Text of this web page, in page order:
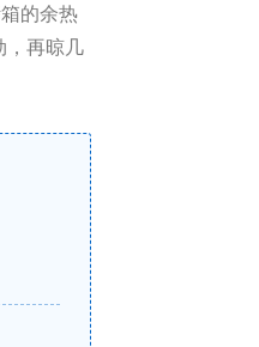
的余热
，再晾几